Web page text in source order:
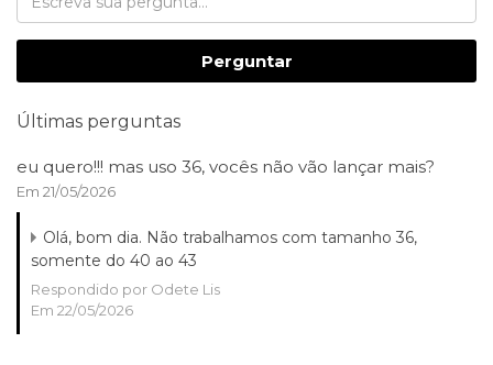
Perguntar
Últimas perguntas
eu quero!!! mas uso 36, vocês não vão lançar mais?
Em 21/05/2026
Olá, bom dia. Não trabalhamos com tamanho 36,
somente do 40 ao 43
Respondido por Odete Lis
Em 22/05/2026